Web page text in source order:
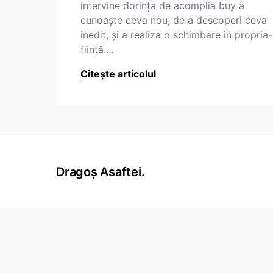
intervine dorinţa de acomplia buy a
cunoaşte ceva nou, de a descoperi ceva
inedit, şi a realiza o schimbare în
fiinţă.…
Citește articolul
Dragoș Asaftei.